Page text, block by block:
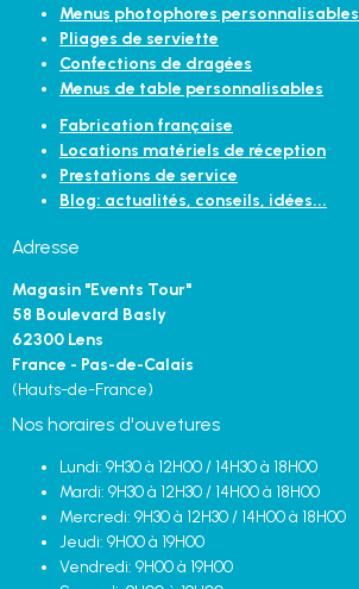
Menus photophores personnalisables
Pliages de serviette
Confections de dragées
Menus de table personnalisables
Fabrication française
Locations matériels de réception
Prestations de service
Blog: actualités, conseils, idées...
Adresse
Magasin "Events Tour"
58 Boulevard Basly
62300 Lens
France - Pas-de-Calais
(Hauts-de-France)
Nos horaires d'ouvetures
Lundi: 9H30 à 12H00 / 14H30 à 18H00
Mardi: 9H30 à 12H30 / 14H00 à 18H00
Mercredi: 9H30 à 12H30 / 14H00 à 18H00
Jeudi: 9H00 à 19H00
Vendredi: 9H00 à 19H00